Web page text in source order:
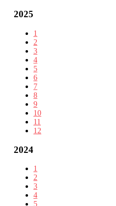
2025
1
2
3
4
5
6
7
8
9
10
11
12
2024
1
2
3
4
5